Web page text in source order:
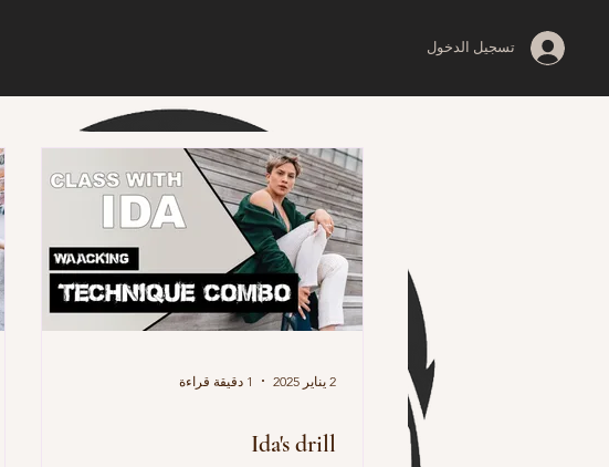
تسجيل الدخول
2 يناير 2025 1 دقيقة قراءة
Ida's drill